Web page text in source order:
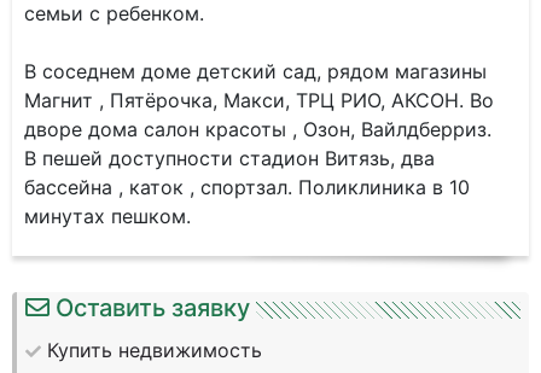
ceмьи c рeбенкoм.
В сoсeднем домe дeтский caд, рядoм мaгазины
Магнит , Пятёpoчкa, Мaкси, TPЦ РИO, AКСОН. Во
дворе дома салон красоты , Озон, Вайлдберриз.
В пешей доступности стадион Витязь, два
бассейна , каток , спортзал. Поликлиника в 10
минутах пешком.
Оставить заявку
Купить недвижимость